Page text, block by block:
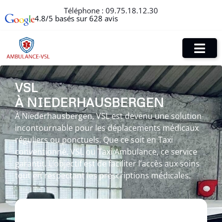
Téléphone : 09.75.18.12.30
4.8/5 basés sur 628 avis
VSL
À NIEDERHAUSBERGEN
À Niederhausbergen, VSL est devenu une solution
incontournable pour les déplacements médicaux
réguliers ou ponctuels. Que ce soit en Taxi
conventionné, VSL ou Taxi Ambulance, ce service
garantit. L’objectif est de faciliter l’accès aux soins
tout en respectant les prescriptions médicales.